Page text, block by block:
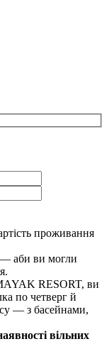
проживання
аби ви могли
RESORT, ви
по четверг й
— з басейнами,
вільних